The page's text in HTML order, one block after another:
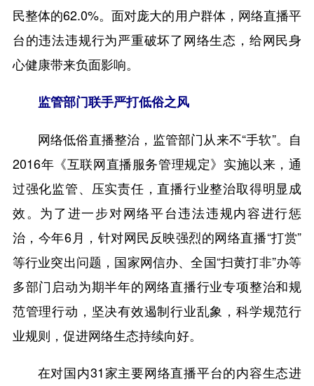
民整体的62.0%。面对庞大的用户群体，网络直播平
台的违法违规行为严重破坏了网络生态，给网民身
心健康带来负面影响。
监管部门联手严打低俗之风
网络低俗直播整治，监管部门从来不“手软”。自
2016年《互联网直播服务管理规定》实施以来，通
过强化监管、压实责任，直播行业整治取得明显成
效。为了进一步对网络平台违法违规内容进行惩
治，今年6月，针对网民反映强烈的网络直播“打赏”
等行业突出问题，国家网信办、全国“扫黄打非”办等
多部门启动为期半年的网络直播行业专项整治和规
范管理行动，坚决有效遏制行业乱象，科学规范行
业规则，促进网络生态持续向好。
在对国内31家主要网络直播平台的内容生态进